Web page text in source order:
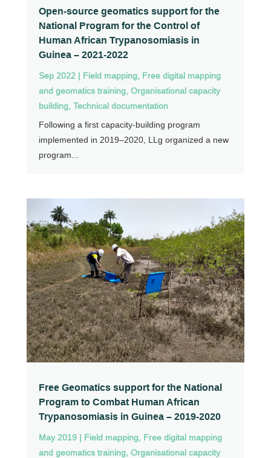
Open-source geomatics support for the
National Program for the Control of
Human African Trypanosomiasis in
Guinea – 2021-2022
Sep 2022| Field mapping, Free digital mapping
and geomatics training, Organisational capacity
building, Technical documentation
Following a first capacity-building program
implemented in 2019–2020, LLg organized a new
program...
Free Geomatics support for the National
Program to Combat Human African
Trypanosomiasis in Guinea – 2019-2020
May 2019| Field mapping, Free digital mapping
and geomatics training, Organisational capacity